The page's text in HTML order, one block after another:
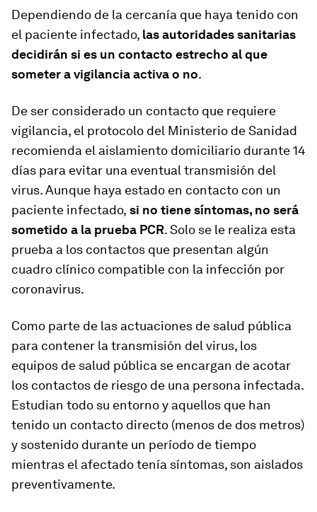
Dependiendo de la cercanía que haya tenido con
el paciente infectado, las autoridades sanitarias
decidirán si es un contacto estrecho al que
someter a vigilancia activa o no.
De ser considerado un contacto que requiere
vigilancia, el protocolo del Ministerio de Sanidad
recomienda el aislamiento domiciliario durante 14
días para evitar una eventual transmisión del
virus. Aunque haya estado en contacto con un
paciente infectado, si no tiene síntomas, no será
sometido a la prueba PCR. Solo se le realiza esta
prueba a los contactos que presentan algún
cuadro clínico compatible con la infección por
coronavirus.
Como parte de las actuaciones de salud pública
para contener la transmisión del virus, los
equipos de salud pública se encargan de acotar
los contactos de riesgo de una persona infectada.
Estudian todo su entorno y aquellos que han
tenido un contacto directo (menos de dos metros)
y sostenido durante un período de tiempo
mientras el afectado tenía síntomas, son aislados
preventivamente.